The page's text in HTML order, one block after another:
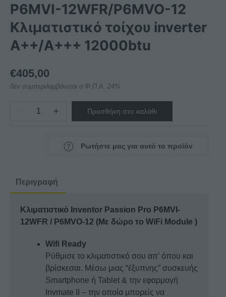
P6MVI-12WFR/P6MVO-12
Κλιματιστικό τοίχου inverter
A++/A+++ 12000btu
€405,00
δεν συμπεριλαμβάνεται ο Φ.Π.Α. 24%
INVENTOR
Κλιματιστικό
inverter
A++/A+++
+ Προσθήκη στο καλάθι
Ρωτήστε μας για αυτό το προϊόν
Περιγραφή
Κλιματιστικό Inventor Passion Pro P6MVI-
12WFR / P6MVO-12 (Με δώρο το WiFi Module )
Wifi Ready
Ρύθμισε το κλιματιστικό σου απ’ όπου και
βρίσκεσαι. Μέσω μιας “έξυπνης” συσκευής
Smartphone ή Tablet & την εφαρμογή
Invmate II – την οποία μπορείς να